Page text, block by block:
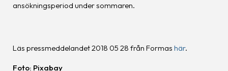
ansökningsperiod under sommaren.
Läs pressmeddelandet 2018 05 28 från Formas här.
Foto: Pixabay